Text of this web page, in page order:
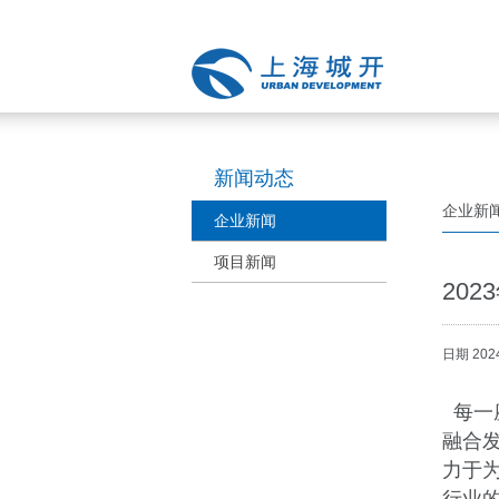
新闻动态
企业新闻
项目新闻
企业新
日期
每一
融合
力于